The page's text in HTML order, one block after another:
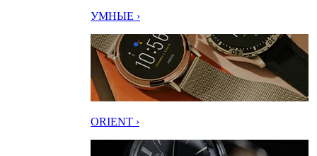
УМНЫЕ ›
ORIENT ›